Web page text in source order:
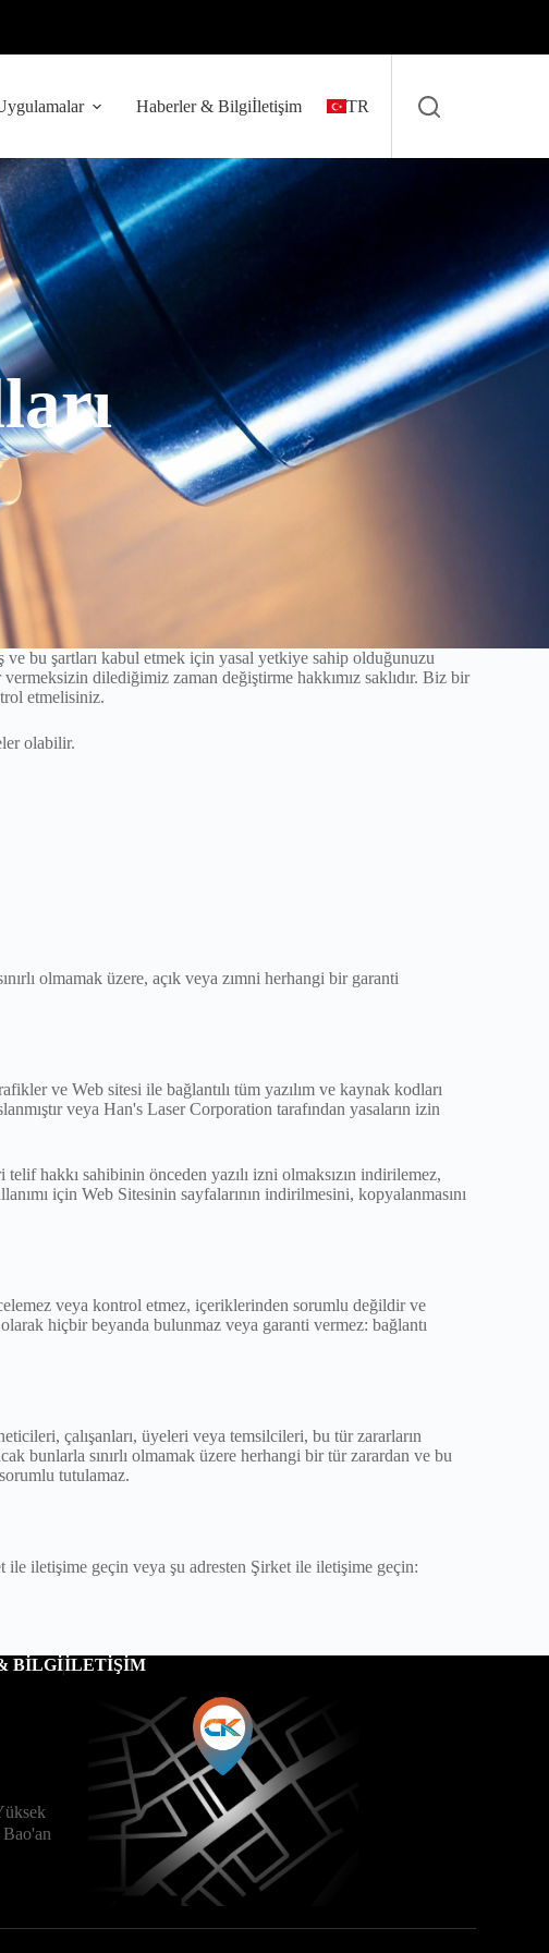
Haberler & Bilgiİletişim TR
bu şartları kabul etmek için yasal yetkiye sahip olduğunuzu
dilediğimiz zaman değiştirme hakkımız saklıdır. Biz bir
etmelisiniz.
olabilir.
olmamak üzere, açık veya zımni herhangi bir garanti
ve Web sitesi ile bağlantılı tüm yazılım ve kaynak kodları
veya Han's Laser Corporation tarafından yasaların izin
hakkı sahibinin önceden yazılı izni olmaksızın indirilemez,
için Web Sitesinin sayfalarının indirilmesini, kopyalanmasını
veya kontrol etmez, içeriklerinden sorumlu değildir ve
hiçbir beyanda bulunmaz veya garanti vermez: bağlantı
çalışanları, üyeleri veya temsilcileri, bu tür zararların
bunlarla sınırlı olmamak üzere herhangi bir tür zarardan ve bu
tutulamaz.
ile iletişime geçin veya şu adresten Şirket ile iletişime geçin:
BİLGİİLETİŞİM